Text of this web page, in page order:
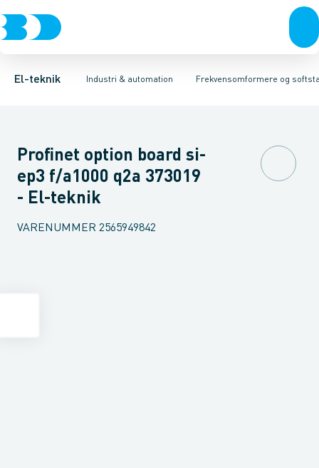
El-teknik Industri & automation
Afbrydere, stikkontakter & lampeudtagForgreningsmateriel
Frekvensomformere og
Industristiksystemer Frekvensomformere og softstartere
Frekvensomformer =˂1 kVFilter for lavspændingSoft Starter
Profinet option board si-
ep3 f/a1000 q2a 373019
- El-teknik
VARENUMMER 2565949842